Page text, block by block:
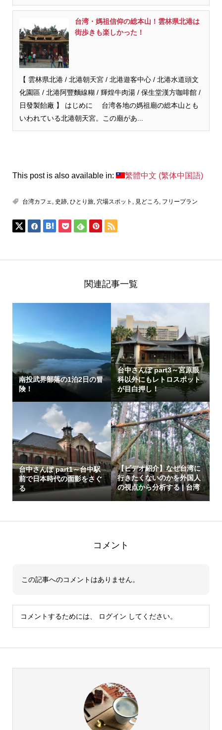
台湾・媽祖信仰の総本山！雲林県北港は
街歩きも楽しかった！
【 雲林県北港 / 北港朝天宮 / 北港遊客中心 / 北港水道頭文
化園區 / 北港阿豐麵線糊 / 輝煌牛肉湯 / 保生堂漢方咖啡館 /
日發製飴廠 】 はじめに 台湾各地の媽祖廟の総本山とも
いわれている北港朝天宮。この廟があ...
This post is also available in: 繁體中文 (繁体中国語)
台湾カフェ, 史跡, ひとり旅, 穴場スポット , 見どころ, フリープラン
関連記事一覧
南投武界部落の1泊2日の冒
険！
台中さんぽ part3～宮原眼
科以外にもレトロスポット
が目白押し！
台中さんぽ part1～台中駅
前で日本時代の面影をさぐ
る
【ビデオ紹介】なぜ台湾に
行きたくないのかを外国人
の視点から分析する | 台湾
イン...
コメント
この記事へのコメントはありません。
コメントするためには、 ログイン してください。